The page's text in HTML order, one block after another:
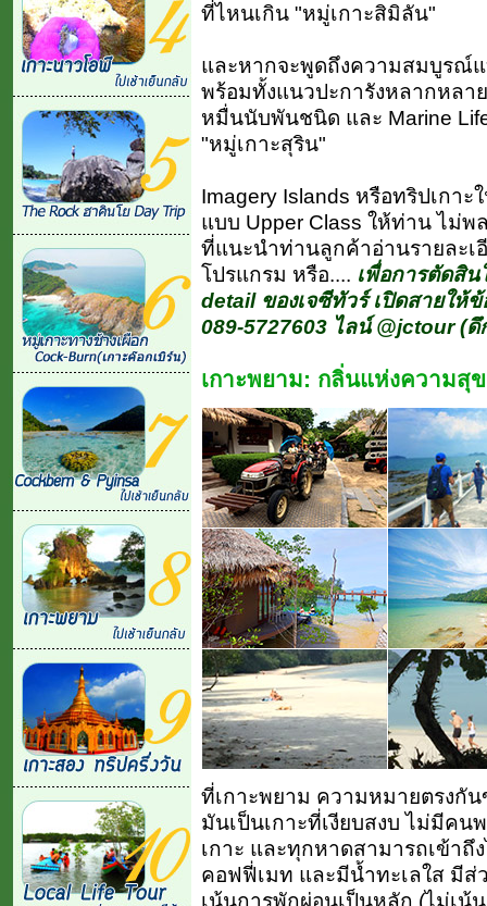
ที่ไหนเกิน "หมู่เกาะสิมิลัน"
และหากจะพูดถึงความสมบูรณ์แ
พร้อมทั้งแนวปะการังหลากหล
หมื่นนับพันชนิด และ Marine
"หมู่เกาะสุริน"
Imagery Islands หรือทริปเกา
แบบ Upper Class ให้ท่าน ไม่พ
ที่แนะนำท่านลูกค้าอ่านรายละเ
โปรแกรม หรือ.... เพื่อการตัดสิ
detail ของเจซีทัวร์ เปิดสายให้
089-5727603 ไลน์ @jctour (
เกาะพยาม: กลิ่นแห่งความสุข
ที่เกาะพยาม ความหมายตรงกัน
มันเป็นเกาะที่เงียบสงบ ไม่มีค
เกาะ และทุกหาดสามารถเข้าถึ
คอฟฟี่เมท และมีน้ำทะเลใส มีส่
เน้นการพักผ่อนเป็นหลัก (ไม่เน้